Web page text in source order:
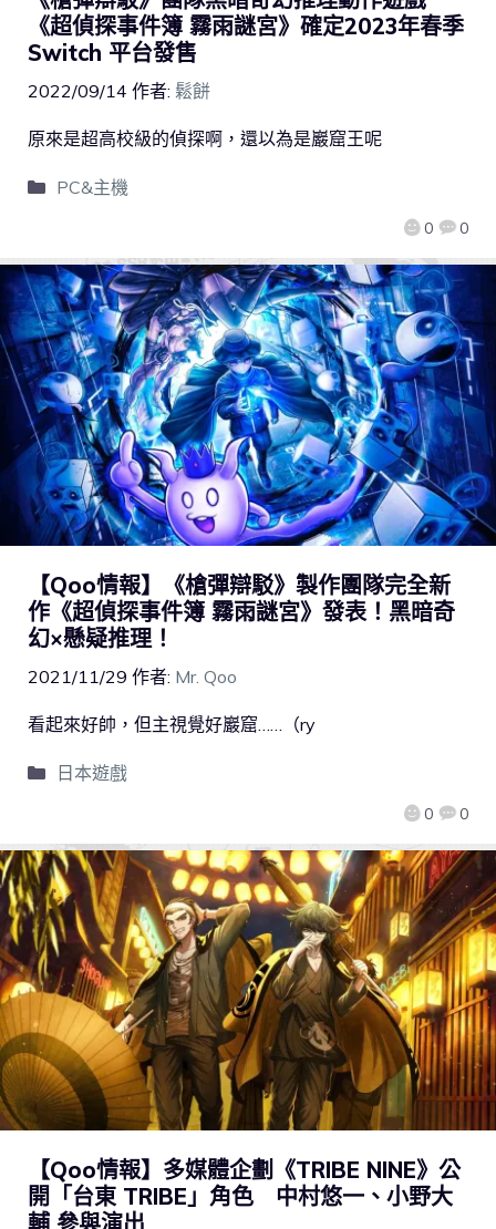
《超偵探事件簿 霧雨謎宮》確定2023年春季
Switch 平台發售
2022/09/14 作者: 鬆餅
0 0
原來是超高校級的偵探啊，還以為是巖窟王呢
PC&主機
【Qoo情報】《槍彈辯駁》製作團隊完全新
作《超偵探事件簿 霧雨謎宮》發表！黑暗奇
幻×懸疑推理！
2021/11/29 作者: Mr. Qoo
0 0
看起來好帥，但主視覺好巖窟……（ry
日本遊戲
【Qoo情報】多媒體企劃《TRIBE NINE》公
開「台東 TRIBE」角色 中村悠一、小野大
輔 參與演出